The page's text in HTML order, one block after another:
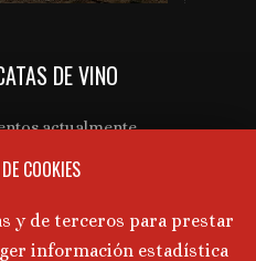
DE VINO
actualmente.
LEGAL
COOKIES
y de terceros para prestar
información estadística